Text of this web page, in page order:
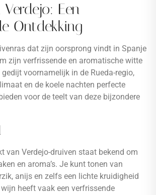
Een
Ontdekking
dat zijn oorsprong vindt in Spanje
zijn verfrissende en aromatische witte
voornamelijk in de Rueda-regio,
en de koele nachten perfecte
voor de teelt van deze bijzondere
van Verdejo-druiven staat bekend om
en aroma’s. Je kunt tonen van
anijs en zelfs een lichte kruidigheid
heeft vaak een verfrissende